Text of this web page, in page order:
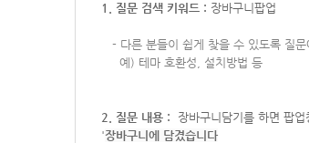
1. 질문 검색 키워드 : 장바구니팝업
- 다른 분들이 쉽게 찾을 수 있도록 질
예) 테마 호환성, 설치방법 등
2. 질문 내용 : 장바구니담기를 하면 팝업
'장바구니에 담겼습니다